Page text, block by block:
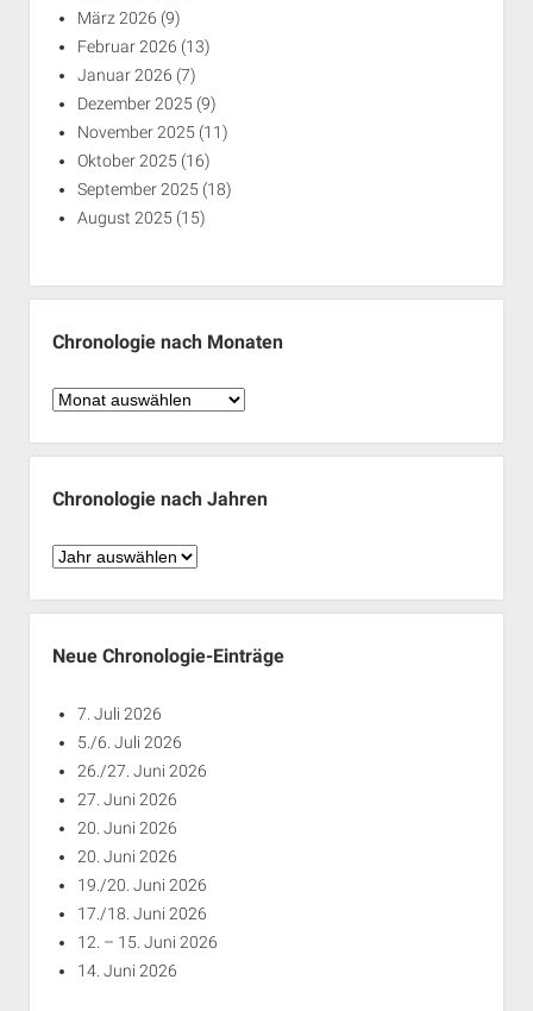
März 2026 (9)
Februar 2026 (13)
Januar 2026 (7)
Dezember 2025 (9)
November 2025 (11)
Oktober 2025 (16)
September 2025 (18)
August 2025 (15)
Chronologie nach Monaten
Chronologie
Monaten
Chronologie nach Jahren
Chronologie
Jahren
Neue Chronologie-Einträge
7. Juli 2026
5./6. Juli 2026
26./27. Juni 2026
27. Juni 2026
20. Juni 2026
20. Juni 2026
19./20. Juni 2026
17./18. Juni 2026
12. – 15. Juni 2026
14. Juni 2026